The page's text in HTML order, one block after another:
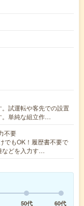
試運転や客先での設置
。単純な組立作…
不要
でもOK！履歴書不要で
などを入力す…
50代 60代